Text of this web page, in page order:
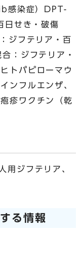
感染症）DPT-
日せき・破傷
ジフテリア・百
：ジフテリア・
トパピローマウ
ンフルエンザ、
疹ワクチン（乾
用ジフテリア、
る情報